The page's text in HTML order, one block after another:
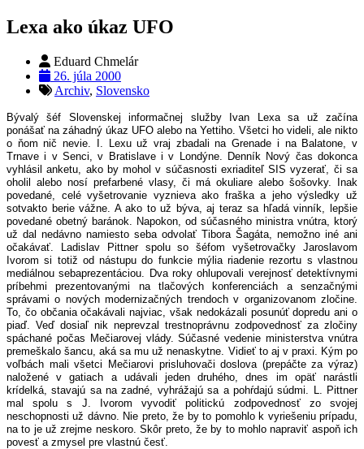
Lexa ako úkaz UFO
Eduard Chmelár
26. júla 2000
Archiv, Slovensko
Bývalý šéf Slovenskej informačnej služby Ivan Lexa sa už začína
ponášať na záhadný úkaz UFO alebo na Yettiho. Všetci ho videli, ale nikto
o ňom nič nevie. I. Lexu už vraj zbadali na Grenade i na Balatone, v
Trnave i v Senci, v Bratislave i v Londýne. Denník Nový čas dokonca
vyhlásil anketu, ako by mohol v súčasnosti exriaditeľ SIS vyzerať, či sa
oholil alebo nosí prefarbené vlasy, či má okuliare alebo šošovky. Inak
povedané, celé vyšetrovanie vyznieva ako fraška a jeho výsledky už
sotvakto berie vážne. A ako to už býva, aj teraz sa hľadá vinník, lepšie
povedané obetný baránok. Napokon, od súčasného ministra vnútra, ktorý
už dal nedávno namiesto seba odvolať Tibora Šagáta, nemožno iné ani
očakávať. Ladislav Pittner spolu so šéfom vyšetrovačky Jaroslavom
Ivorom si totiž od nástupu do funkcie mýlia riadenie rezortu s vlastnou
mediálnou sebaprezentáciou. Dva roky ohlupovali verejnosť detektívnymi
príbehmi prezentovanými na tlačových konferenciách a senzačnými
správami o nových modernizačných trendoch v organizovanom zločine.
To, čo občania očakávali najviac, však nedokázali posunúť dopredu ani o
piaď. Veď dosiaľ nik neprevzal trestnoprávnu zodpovednosť za zločiny
spáchané počas Mečiarovej vlády. Súčasné vedenie ministerstva vnútra
premeškalo šancu, aká sa mu už nenaskytne. Vidieť to aj v praxi. Kým po
voľbách mali všetci Mečiarovi prisluhovači doslova (prepáčte za výraz)
naložené v gatiach a udávali jeden druhého, dnes im opäť narástli
krídelká, stavajú sa na zadné, vyhrážajú sa a pohŕdajú súdmi. L. Pittner
mal spolu s J. Ivorom vyvodiť politickú zodpovednosť zo svojej
neschopnosti už dávno. Nie preto, že by to pomohlo k vyriešeniu prípadu,
na to je už zrejme neskoro. Skôr preto, že by to mohlo napraviť aspoň ich
povesť a zmysel pre vlastnú česť.